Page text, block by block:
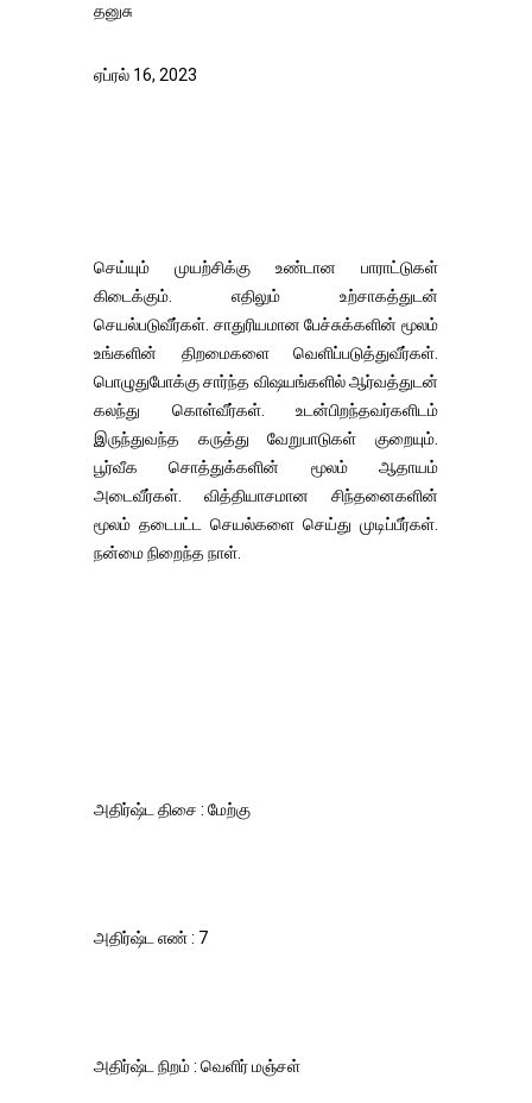
தனுசு
ஏப்ரல் 16, 2023
செய்யும் முயற்சிக்கு உண்டான பாராட்டுகள்
கிடைக்கும். எதிலும் உற்சாகத்துடன்
செயல்படுவீர்கள். சாதுரியமான பேச்சுக்களின் மூலம்
உங்களின் திறமைகளை வெளிப்படுத்துவீர்கள்.
பொழுதுபோக்கு சார்ந்த விஷயங்களில் ஆர்வத்துடன்
கலந்து கொள்வீர்கள். உடன்பிறந்தவர்களிடம்
இருந்துவந்த கருத்து வேறுபாடுகள் குறையும்.
பூர்வீக சொத்துக்களின் மூலம் ஆதாயம்
அடைவீர்கள். வித்தியாசமான சிந்தனைகளின்
மூலம் தடைபட்ட செயல்களை செய்து முடிப்பீர்கள்.
நன்மை நிறைந்த நாள்.
அதிர்ஷ்ட திசை : மேற்கு
அதிர்ஷ்ட எண் : 7
அதிர்ஷ்ட நிறம் : வெளிர் மஞ்சள்